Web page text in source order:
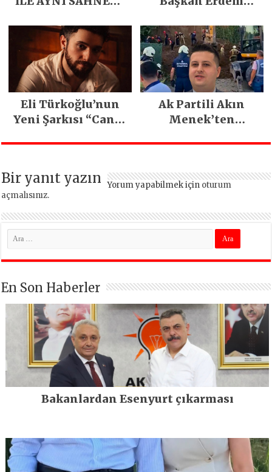
Emeğiyle Son
Yılların En Büyük
Festivali
Gerçekleşti
Eli Türkoğlu’nun
Yeni Şarkısı “Canın
İlgi Gördü!..
Ak Partili Akın
Menek’ten
heyelan sonrası
Bir yanıt yazın Yorum yapabilmek için oturum
açmalısınız.
En Son Haberler
Bakanlardan Esenyurt çıkarması